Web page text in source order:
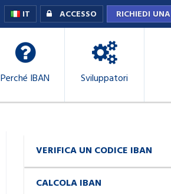
IT ACCESSO RICHIEDI
Perché IBAN Sviluppatori
VERIFICA UN CODICE IBAN
CALCOLA IBAN